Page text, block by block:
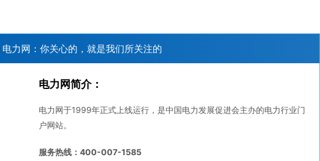
电力网：你关心的，就是我们所关注的
电力网简介：
电力网于1999年正式上线运行，是中国电力发展促进会主办的电力行业门
户网站。
服务热线：400-007-1585